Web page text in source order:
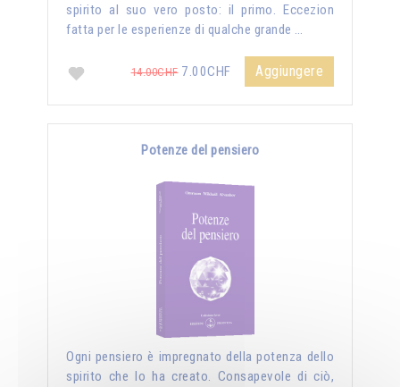
spirito al suo vero posto: il primo. Eccezion
fatta per le esperienze di qualche grande …
14.00CHF7.00CHF Aggiungere
Potenze del pensiero
Ogni pensiero è impregnato della potenza dello
spirito che lo ha creato. Consapevole di ciò,